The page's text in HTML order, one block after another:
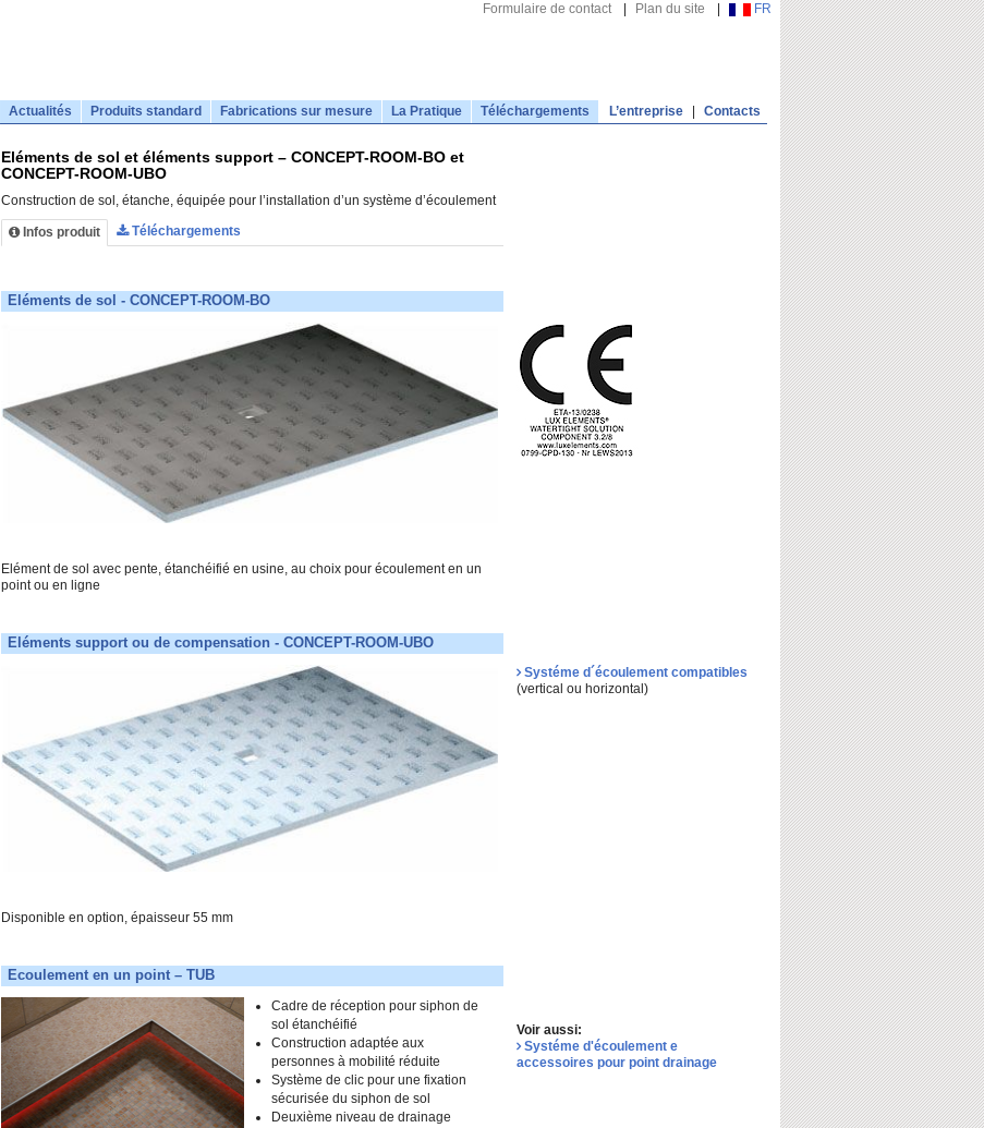
Formulaire de contact Plan du site FR
Actualités Produits standard Fabrications sur mesure La Pratique Téléchargements L’entreprise Contacts
Eléments de sol et éléments support – CONCEPT-ROOM-BO et
CONCEPT-ROOM-UBO
Construction de sol, étanche, équipée pour l’installation d’un système d’écoulement
Infos produit Téléchargements
Eléments de sol - CONCEPT-ROOM-BO
Elément de sol avec pente, étanchéifié en usine, au choix pour écoulement en un
point ou en ligne
Eléments support ou de compensation - CONCEPT-ROOM-UBO
Disponible en option, épaisseur 55 mm
Systéme d´écoulement compatibles
(vertical ou horizontal)
Ecoulement en un point – TUB
Cadre de réception pour siphon de
sol étanchéifié
Construction adaptée aux
personnes à mobilité réduite
Système de clic pour une fixation
sécurisée du siphon de sol
Deuxième niveau de drainage
Voir aussi:
Systéme d'écoulement e
accessoires pour point drainage